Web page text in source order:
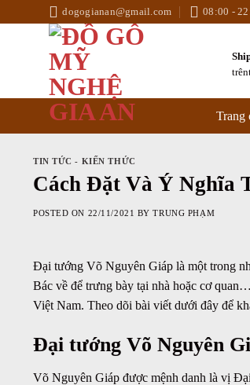
dogogianan@gmail.com 08:00 -
Trang
TIN TỨC - KIẾN THỨC
Cách Đặt Và Ý Nghĩa
POSTED ON 22/11/2021 BYTRUNG PHẠM
Đại tướng Võ Nguyên Giáp là một trong
Bác về để trưng bày tại nhà hoặc cơ
Việt Nam. Theo dõi bài viết dưới đây để
Đại tướng Võ Nguyên
Võ Nguyên Giáp được mệnh danh là vị